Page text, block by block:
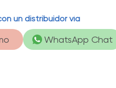
un distribuidor vía
WhatsApp Chat